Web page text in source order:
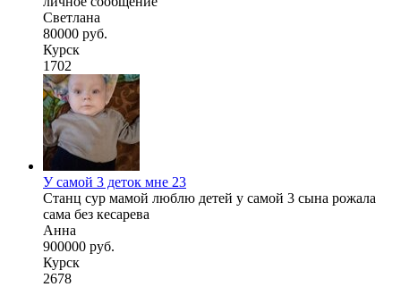
Светлана
80000 руб.
Курск
1702
У самой 3 деток мне 23
Станц сур мамой люблю детей у самой 3 сына рожала
сама без кесарева
Анна
900000 руб.
Курск
2678